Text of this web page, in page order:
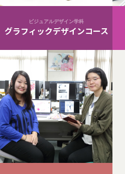
ビジュアルデザイン学科
グラフィックデザインコース